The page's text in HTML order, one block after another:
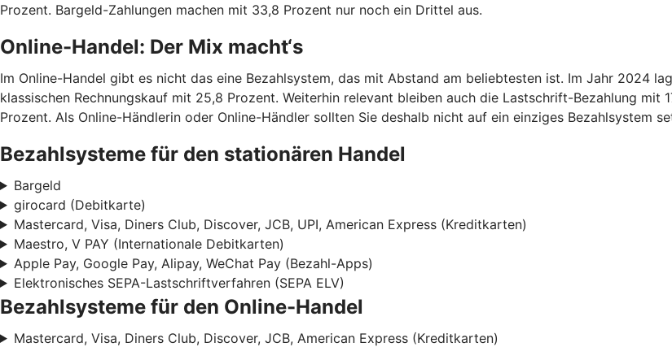
Prozent. Bargeld-Zahlungen machen mit 33,8 Prozent nur noch ein Drittel aus.
Online-Handel: Der Mix macht‘s
Im Online-Handel gibt es nicht das eine Bezahlsystem, das mit Abstand am beliebtesten ist. Im Jahr 2024
klassischen Rechnungskauf mit 25,8 Prozent. Weiterhin relevant bleiben auch die Lastschrift-Bezahlung
Prozent. Als Online-Händlerin oder Online-Händler sollten Sie deshalb nicht auf ein einziges Bezahlsystem
Bezahlsysteme für den stationären Handel
Bargeld
girocard (Debitkarte)
Mastercard, Visa, Diners Club, Discover, JCB, UPI, American Express (Kreditkarten)
Maestro, V PAY (Internationale Debitkarten)
Apple Pay, Google Pay, Alipay, WeChat Pay (Bezahl-Apps)
Elektronisches SEPA-Lastschriftverfahren (SEPA ELV)
Bezahlsysteme für den Online-Handel
Mastercard, Visa, Diners Club, Discover, JCB, American Express (Kreditkarten)